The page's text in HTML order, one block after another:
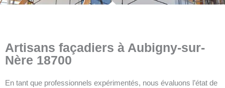
Artisans façadiers à Aubigny-sur-
Nère 18700
En tant que professionnels expérimentés, nous évaluons l’état de